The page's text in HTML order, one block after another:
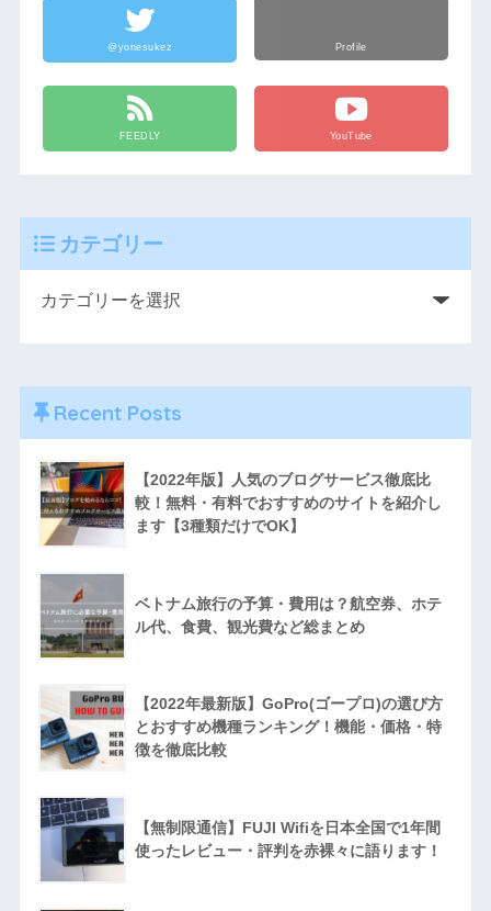
@yonesukez Profile
FEEDLY YouTube
カテゴリー
Recent Posts
【2022年版】人気のブログサービス徹底比
較！無料・有料でおすすめのサイトを紹介し
ます【3種類だけでOK】
ベトナム旅行の予算・費用は？航空券、ホテ
ル代、食費、観光費など総まとめ
【2022年最新版】GoPro(ゴープロ)の選び方
とおすすめ機種ランキング！機能・価格・特
徴を徹底比較
【無制限通信】FUJI Wifiを日本全国で1年間
使ったレビュー・評判を赤裸々に語ります！